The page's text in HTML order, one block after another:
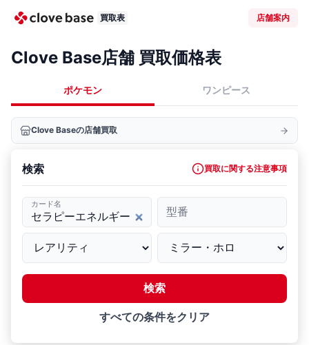
買取表 店舗案内
Clove Base店舗 買取価格表
ポケモン ワンピース
Clove Baseの店舗買取
検索 買取に関する注意事項
カード名
型番
検索
すべての条件をクリア